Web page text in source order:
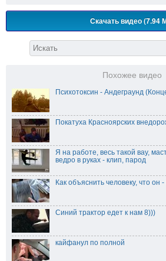
Скачать видео (7.94
Похожее видео
Психотоксин - Андеграунд
Покатуха Красноярских
Я на работе, весь такой вау,
ведро в руках - клип, парод
Как объяснить человеку, что он
Синий трактор едет к нам 8)))
кайфанул по полной